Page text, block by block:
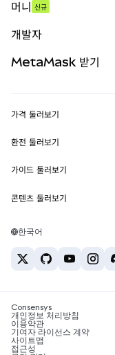
무기한 선물
실물자산
머니 신규
개발자
MetaMask Connect
Snaps
웹3 서비스
MetaMask 받기
보안
고객 지원
채용
가격 둘러보기
이더리움 가격
솔라나 가격
테더 가격
환전 둘러보기
ETH를 USD로 환전
USDT를 INR로 환전
BTC를 INR로 환전
ETH를 USDT로 환전
가이드 둘러보기
ETH 매수
USDT 매수
SHIB 매수
BNB 매수
콘텐츠 둘러보기
솔라나 지갑
암호화폐 세금 뉴스
암호화폐 매수 방법
한국어
Consensys
개인정보 처리방침
이용약관
기여자 라이선스 계약
사이트맵
접근성